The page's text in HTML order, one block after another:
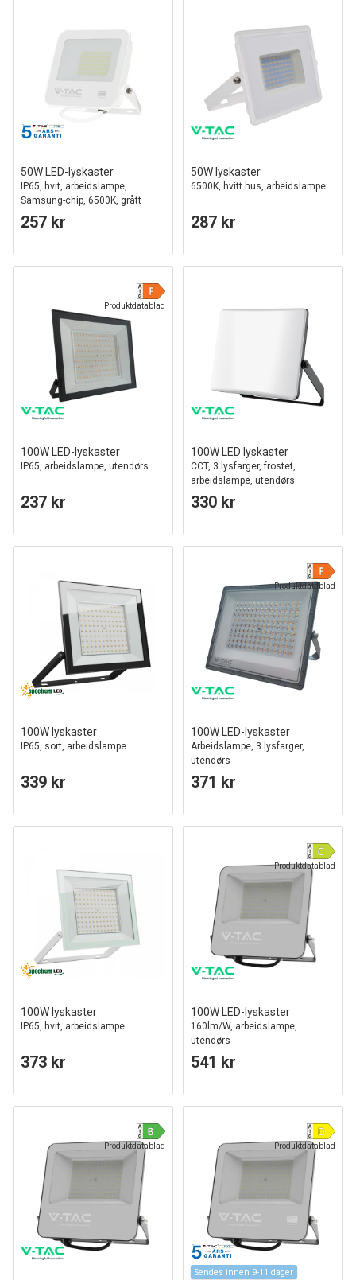
50W LED-lyskaster
IP65, hvit, arbeidslampe,
Samsung-chip, 6500K, grått
frostet glass
257 kr
50W lyskaster
6500K, hvitt hus, arbeidslampe
287 kr
Produktdatablad
100W LED-lyskaster
IP65, arbeidslampe, utendørs
237 kr
100W LED lyskaster
CCT, 3 lysfarger, frostet,
arbeidslampe, utendørs
330 kr
100W lyskaster
IP65, sort, arbeidslampe
339 kr
Produktdatablad
100W LED-lyskaster
Arbeidslampe, 3 lysfarger,
utendørs
371 kr
100W lyskaster
IP65, hvit, arbeidslampe
373 kr
Produktdatablad
100W LED-lyskaster
160lm/W, arbeidslampe,
utendørs
541 kr
Produktdatablad Produktdatablad
Sendes innen 9-11 dager